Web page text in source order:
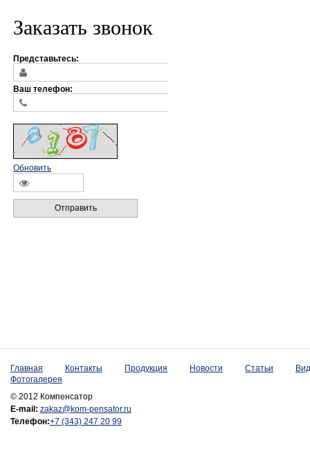
Заказать звонок
Представьтесь:
Ваш телефон:
Обновить
Отправить
Главная Контакты Продукция Новости Статьи
Фотогалерея
© 2012 Компенсатор
E-mail: zakaz@kom-pensator.ru
Телефон:+7 (343) 247 20 99